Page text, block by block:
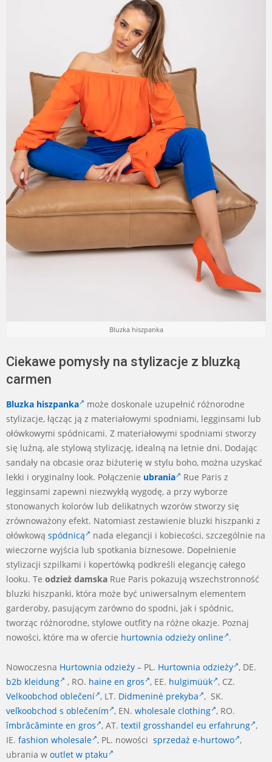
Bluzka hiszpanka
Ciekawe pomysły na stylizacje z bluzką
carmen
Bluzka hiszpanka
może doskonale uzupełnić różnorodne
stylizacje, łącząc ją z materiałowymi spodniami, legginsami lub
ołówkowymi spódnicami. Z materiałowymi spodniami stworzy
się luźną, ale stylową stylizację, idealną na letnie dni. Dodając
sandały na obcasie oraz biżuterię w stylu boho, można uzyskać
lekki i oryginalny look. Połączenie ubrania
Rue Paris z
legginsami zapewni niezwykłą wygodę, a przy wyborze
stonowanych kolorów lub delikatnych wzorów stworzy się
zrównoważony efekt. Natomiast zestawienie bluzki hiszpanki z
ołówkową spódnicą
nada elegancji i kobiecości, szczególnie na
wieczorne wyjścia lub spotkania biznesowe. Dopełnienie
stylizacji szpilkami i kopertówką podkreśli elegancję całego
looku. Te odzież damska Rue Paris pokazują wszechstronność
bluzki hiszpanki, która może być uniwersalnym elementem
garderoby, pasującym zarówno do spodni, jak i spódnic,
tworząc różnorodne, stylowe outfit’y na różne okazje. Poznaj
nowości, które ma w ofercie hurtownia odzieży online .
Nowoczesna Hurtownia odzieży – PL. Hurtownia odzieży , DE.
b2b kleidung
, RO. haine en gros , EE. hulgimüük , CZ.
Velkoobchod oblečení , LT. Didmeninė prekyba , SK.
veľkoobchod s oblečením , EN. wholesale clothing , RO.
îmbrăcăminte en gros , AT. textil grosshandel eu erfahrung ,
IE. fashion wholesale , PL. nowości sprzedaż e-hurtowo ,
ubrania w outlet w ptaku